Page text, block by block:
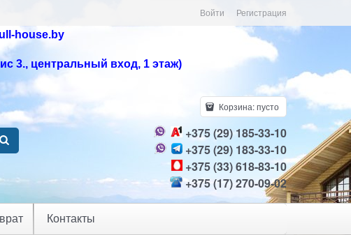
Войти
Регистрация
house.by
3., центральный вход, 1 этаж)
Корзина:пусто
+375 (29) 185-33-10
+375 (29) 183-33-10
+375 (33) 618-83-10
+375 (17) 270-09-02
Контакты